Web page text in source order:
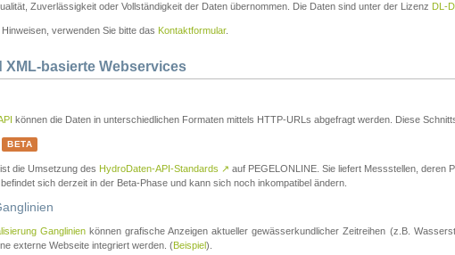
Zuverlässigkeit oder Vollständigkeit der Daten übernommen. Die Daten sind unter der Lizenz DL-
verwenden Sie bitte das Kontaktformular.
XML-basierte Webservices
können die Daten in unterschiedlichen Formaten mittels HTTP-URLs abgefragt werden. Diese
BETA
ist die Umsetzung des HydroDaten-API-Standards ↗ auf PEGELONLINE. Sie liefert Messstellen, deren
sich derzeit in der Beta-Phase und kann sich noch inkompatibel ändern.
Ganglinien können grafische Anzeigen aktueller gewässerkundlicher Zeitreihen (z.B.
externe Webseite integriert werden. (Beispiel).